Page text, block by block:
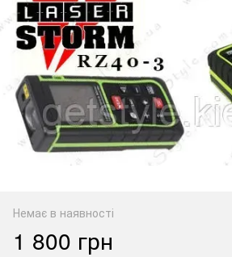
Немає в наявності
1 800 грн